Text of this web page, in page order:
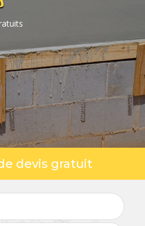
devis gratuit